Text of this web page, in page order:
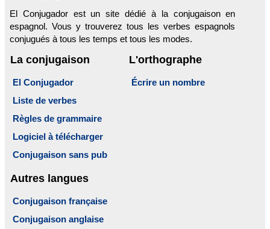
El Conjugador est un site dédié à la conjugaison en
espagnol. Vous y trouverez tous les verbes espagnols
conjugués à tous les temps et tous les modes.
La conjugaison
El Conjugador
Liste de verbes
Règles de grammaire
Logiciel à télécharger
Conjugaison sans pub
L'orthographe
Écrire un nombre
Autres langues
Conjugaison française
Conjugaison anglaise